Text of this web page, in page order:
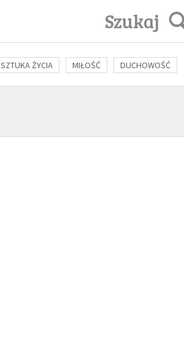
Szukaj
SZTUKA ŻYCIA MIŁOŚĆ DUCHOWOŚĆ
FILOZOFIA KULTURA ŚWIĘCI SEKS